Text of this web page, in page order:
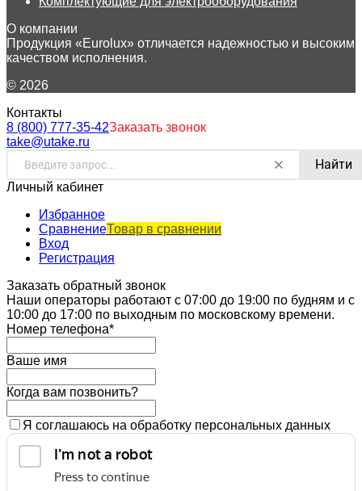
О компании
Продукция «Eurolux» отличается надежностью и высоким
качеством исполнения.
© 2026
Контакты
8 (800) 777-35-42Заказать звонок
take@utake.ru
Найти
Личный кабинет
Избранное
СравнениеТовар в сравнении
Вход
Регистрация
Заказать обратный звонок
Наши операторы работают с 07:00 до 19:00 по будням и с
10:00 до 17:00 по выходным по московскому времени.
Номер телефона*
Ваше имя
Когда вам позвонить?
Я соглашаюсь на обработку персональных данных